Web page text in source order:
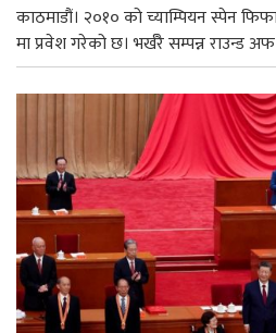
काठमाडौं। २०१० को च्याम्पियन स्पेन
मा प्रवेश गरेको छ। भर्खरै सम्पन्न राउन्ड